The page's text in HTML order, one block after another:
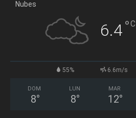
Nubes
6.4°C
55% 6.6m/s
DOM
8°
LUN
8°
MAR
12°